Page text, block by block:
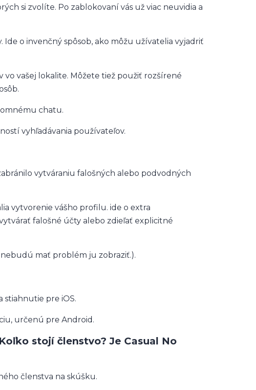
si zvolíte. Po zablokovaní vás už viac neuvidia a
o invenčný spôsob, ako môžu užívatelia vyjadriť
vašej lokalite. Môžete tiež použiť rozšírené
chatu.
vyhľadávania používateľov.
vytváraniu falošných alebo podvodných
vytvorenie vášho profilu. ide o extra
falošné účty alebo zdieľať explicitné
mať problém ju zobraziť.).
stiahnutie pre iOS.
určenú pre Android.
stojí členstvo? Je Casual No
členstva na skúšku.